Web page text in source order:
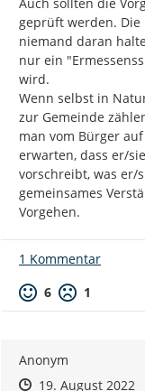
Auch sollten die
geprüft werden. Die
niemand daran
nur ein
wird.
Wenn selbst in
zur Gemeinde
man vom Bürger
erwarten, dass er/
vorschreibt, was er/
gemeinsames
Vorgehen.
1 Kommentar
Positive Bewertung
6 Negative
1
Anonym
Zeitpunkt des
Zeitpunkt des
19. August 2022